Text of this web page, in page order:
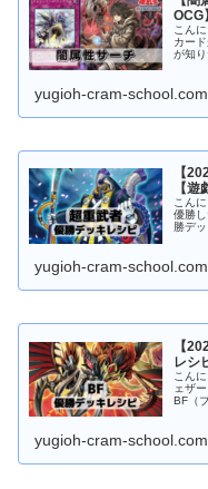
OCG
こん
カー
が知
yugioh-cram-school.com
【
【遊
こん
優勝
勝デ
yugioh-cram-school.com
【
レシ
こん
ェザ
BF（
yugioh-cram-school.com